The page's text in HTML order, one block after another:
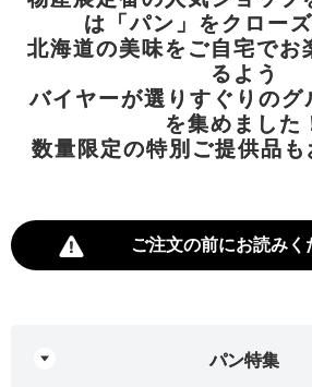
は「パン」をクロー
北海道の美味をご自宅でお
るよう
バイヤーが選りすぐりのグ
を集めました
数量限定の特別ご提供品も
ご注文の前にお読みく
パン特集